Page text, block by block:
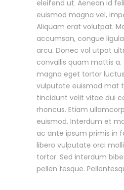
eleifend ut. Aenean id
euismod magna vel,
Aliquam erat volutpat.
accumsan, congue
arcu. Donec vol utpat
convallis quam mattis
magna eget tortor
vulputate euismod mat
tincidunt velit vitae dui
rhoncus. Etiam
euismod. Interdum et
ac ante ipsum primis in
libero vulputate orci
tortor. Sed interdum
pellen tesque.